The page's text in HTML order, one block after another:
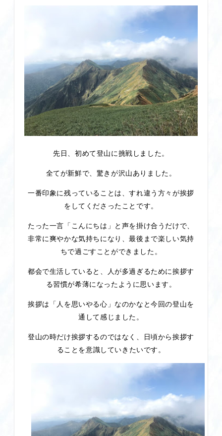
先日、初めて登山に挑戦しました。
全てが新鮮で、驚きが沢山ありました。
一番印象に残っていることは、すれ違う方々が挨拶
をしてくださったことです。
たった一言「こんにちは」と声を掛け合うだけで、
非常に爽やかな気持ちになり、最後まで楽しい気持
ちで過ごすことができました。
都会で生活していると、人が多過ぎるために挨拶す
る習慣が希薄になったように思います。
挨拶は「人を思いやる心」なのかなと今回の登山を
通して感じました。
登山の時だけ挨拶するのではなく、日頃から挨拶す
ることを意識していきたいです。